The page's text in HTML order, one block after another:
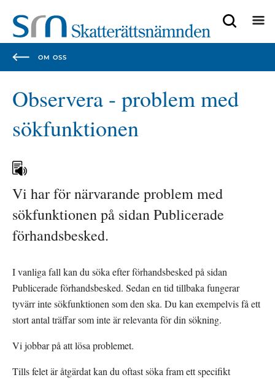
start
end
OM OSS
Observera - problem med
sökfunktionen
Vi har för närvarande problem med
sökfunktionen på sidan Publicerade
förhandsbesked.
I vanliga fall kan du söka efter förhandsbesked på sidan
Publicerade förhandsbesked. Sedan en tid tillbaka fungerar
tyvärr inte sökfunktionen som den ska. Du kan exempelvis få ett
stort antal träffar som inte är relevanta för din sökning.
Vi jobbar på att lösa problemet.
Tills felet är åtgärdat kan du oftast söka fram ett specifikt